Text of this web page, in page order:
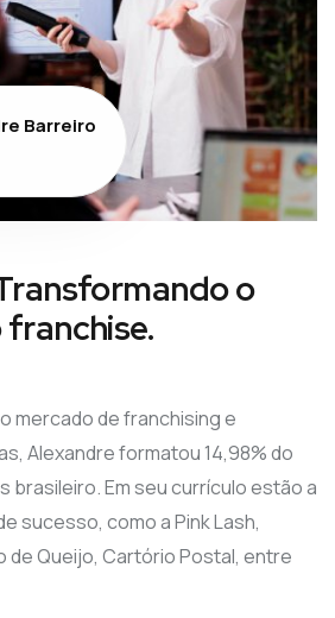
Barreiro
o
mercado de franchising e
Alexandre formatou 14,98% do
brasileiro. Em seu currículo estão a
sucesso, como a Pink Lash,
de Queijo, Cartório Postal, entre